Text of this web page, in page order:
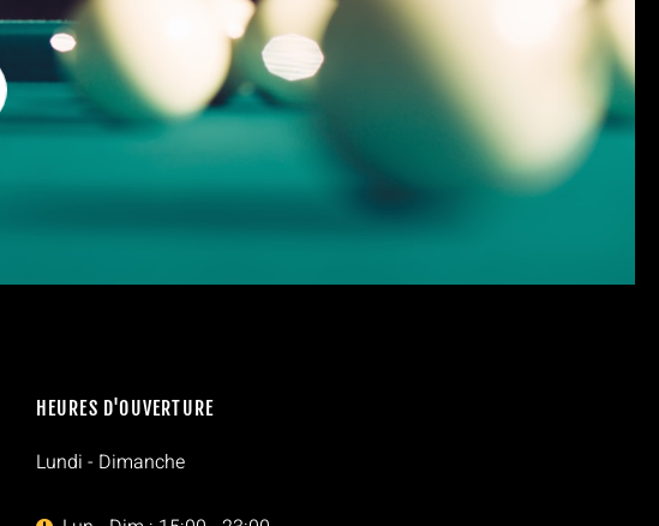
HEURES D'OUVERTURE
Lundi - Dimanche